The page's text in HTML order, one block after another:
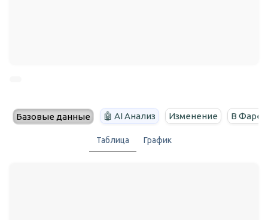
Базовые данные 🤖 AI Анализ Изменение В
Таблица График